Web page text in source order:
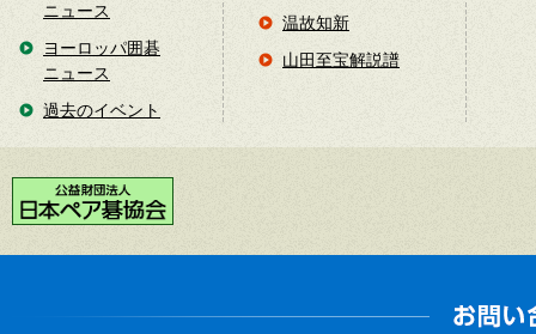
ニュース
ヨーロッパ囲碁
ニュース
過去のイベント
温故知新
山田至宝解説譜